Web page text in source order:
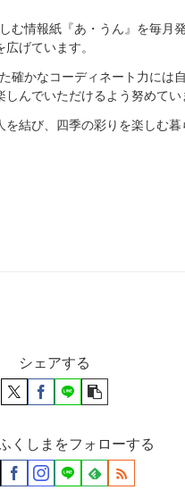
む情報紙『あ・うん』を毎月
げています。
確かなコーディネート力には
んでいただけるよう努めてい
結び、四季の彩りを楽しむ暮
シェアする
くしまをフォローする